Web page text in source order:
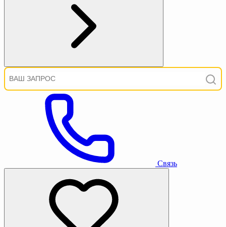
Связь